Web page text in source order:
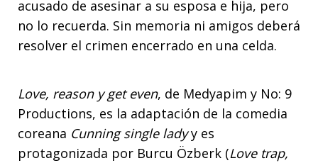
acusado de asesinar a su esposa e hija, pero
no lo recuerda. Sin memoria ni amigos deberá
resolver el crimen encerrado en una celda.
Love, reason y get even, de Medyapim y No: 9
Productions, es la adaptación de la comedia
coreana Cunning single ladyy es
protagonizada por Burcu Özberk (Love trap,